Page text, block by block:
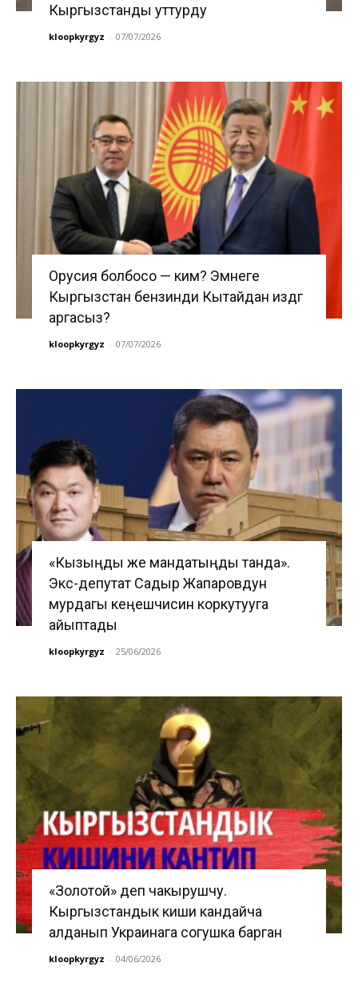
Кыргызстанды уттурду
kloopkyrgyz - 07/07/2026
Орусия болбосо — ким? Эмнеге
Кыргызстан бензинди Кытайдан издөөгө
аргасыз?
kloopkyrgyz - 07/07/2026
«Кызыңды же мандатыңды танда».
Экс-депутат Садыр Жапаровдун
мурдагы кеңешчисин коркутууга
айыптады
kloopkyrgyz - 25/06/2026
«Золотой» деп чакырушчу.
Кыргызстандык киши кандайча
алданып Украинага согушка барган
kloopkyrgyz - 04/06/2026